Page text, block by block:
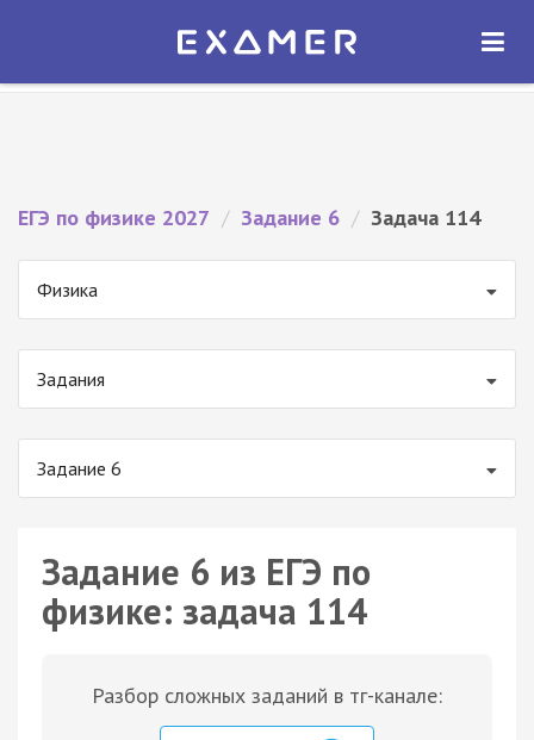
Экзамер — ЕГЭ 2027
ОТКРЫТЬ
ЕГЭ по физике 2027 / Задание 6 / Задача 114
Физика
Задания
Задание 6
Задание 6 из ЕГЭ по
физике: задача 114
Разбор сложных заданий в тг-канале: